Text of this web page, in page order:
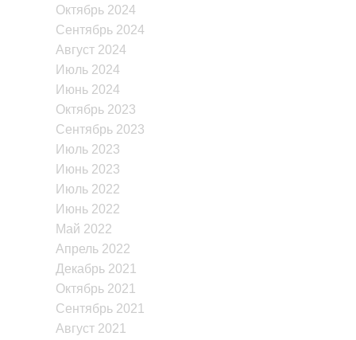
Октябрь 2024
Сентябрь 2024
Август 2024
Июль 2024
Июнь 2024
Октябрь 2023
Сентябрь 2023
Июль 2023
Июнь 2023
Июль 2022
Июнь 2022
Май 2022
Апрель 2022
Декабрь 2021
Октябрь 2021
Сентябрь 2021
Август 2021